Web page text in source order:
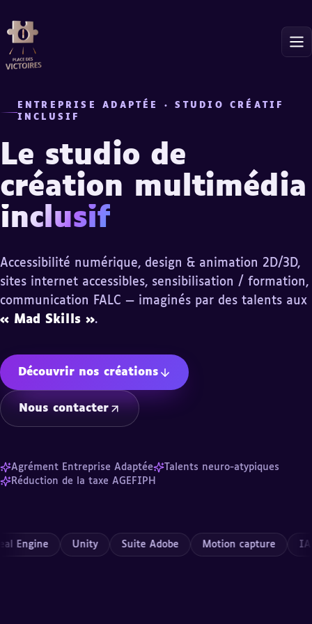
ENTREPRISE ADAPTÉE · STUDIO CRÉATIF
INCLUSIF
Le studio de
création multimédia
inclusif
Accessibilité numérique, design & animation 2D/3D,
sites internet accessibles, sensibilisation / formation,
communication FALC — imaginés par des talents aux
« Mad Skills ».
Découvrir nos créations
Nous contacter
Agrément Entreprise Adaptée
Talents neuro-atypiques
Réduction de la taxe AGEFIPH
Unity Suite Adobe Motion capture IA